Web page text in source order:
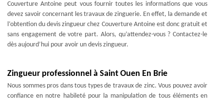
Couverture Antoine peut vous fournir toutes les informations que vous
devez savoir concernant les travaux de zinguerie. En effet, la demande et
l’obtention du devis zingueur chez Couverture Antoine est donc gratuit et
sans engagement de votre part. Alors, qu’attendez-vous ? Contactez-le
dès aujourd’hui pour avoir un devis zingueur.
Zingueur professionnel à Saint Ouen En Brie
Nous sommes pros dans tous types de travaux de zinc. Vous pouvez avoir
confiance en notre habileté pour la manipulation de tous éléments en